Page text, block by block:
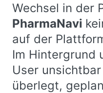
Wechsel in der
PharmaNavi
auf der
Im Hintergrund
User
überlegt,